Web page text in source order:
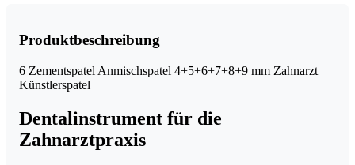
Menge
Produktbeschreibung
6 Zementspatel Anmischspatel 4+5+6+7+8+9 mm Zahnarzt
Künstlerspatel
Dentalinstrument für die
Zahnarztpraxis